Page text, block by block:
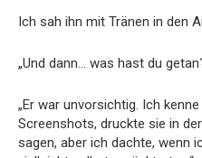
Ich sah ihn mit Tränen in den
„Und dann… was hast du
„Er war unvorsichtig. Ich
Screenshots, druckte sie in
sagen, aber ich dachte, wenn